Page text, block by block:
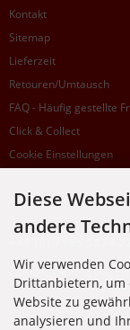
Kontakt
Sitemap
Lieferzeit
Retouren/Umtausch
FAQ - Häufig gestellte
Click & Collect
Cookie Einstellungen
SUPPORTHOTLINE
Zu laufenden
Montag, Dienstag,
Mittwoch: 10:00 - 18:00
Diese
andere
Wir verwenden
Drittanbietern, um
Website zu
analysieren und